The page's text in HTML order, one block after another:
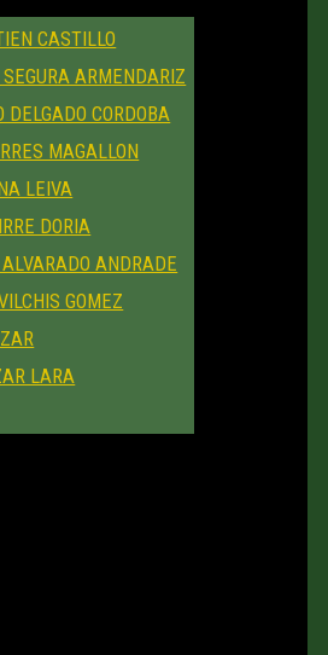
CASTILLO
ARMENDARIZ
DELGADO CORDOBA
MAGALLON
LEIVA
DORIA
ANDRADE
GOMEZ
LARA